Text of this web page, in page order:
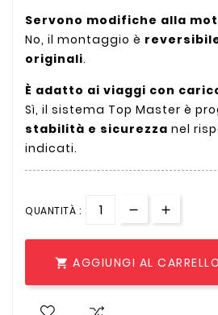
Servono modifiche alla
No, il montaggio è
originali.
È adatto ai viaggi con
Sì, il sistema Top Master è
stabilità e sicurezza nel
indicati.
QUANTITÀ :
 AGGIUNGI AL CARRELLO